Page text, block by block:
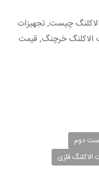
چیست, تجهیزات
خرچنگ, قیمت
دوم
الاکلنگ فلزی